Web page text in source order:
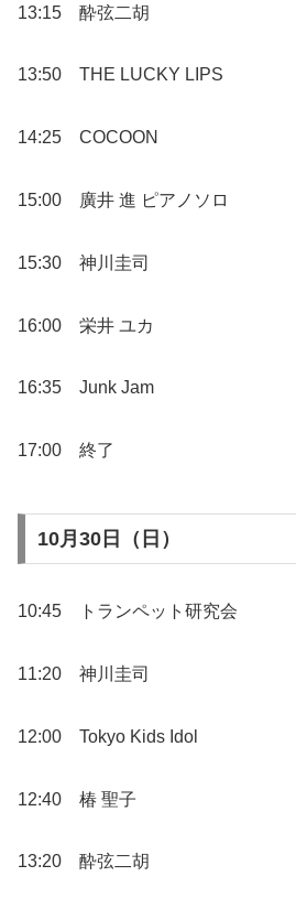
13:15 酔弦二胡
13:50 THE LUCKY LIPS
14:25 COCOON
15:00 廣井 進 ピアノソロ
15:30 神川圭司
16:00 栄井 ユカ
16:35 Junk Jam
17:00 終了
10月30日（日）
10:45 トランペット研究会
11:20 神川圭司
12:00 Tokyo Kids Idol
12:40 椿 聖子
13:20 酔弦二胡